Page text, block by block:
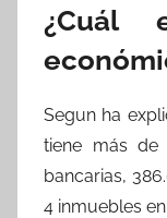
¿Cuál
Segun ha
tiene más de
bancarias,
4 inmuebles